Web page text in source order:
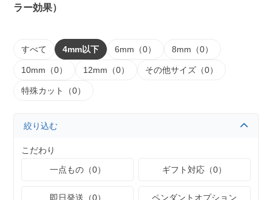
ラー効果）
すべて 4mm以下 6mm（0） 8mm（0）
10mm（0） 12mm（0） その他サイズ（0）
特殊カット（0）
絞り込む
こだわり
一点もの（0）
ギフト対応（0）
即日発送（0）
ペンダントオプション